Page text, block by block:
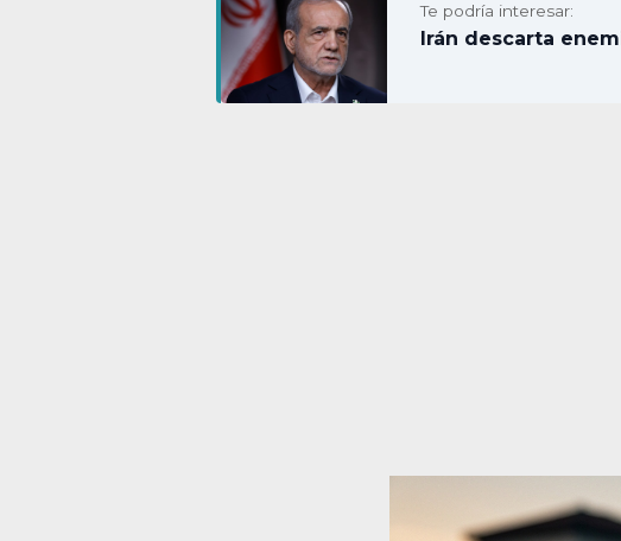
Te podría interesar:
Irán descarta